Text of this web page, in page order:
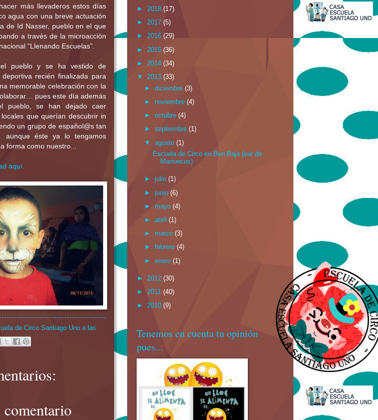
más llevaderos estos días
agua con una breve actuación
de Id Nasser, pueblo en el que
a través de la microacción
“Llenando Escuelas”.
pueblo y se ha vestido de
recién finalizada para
memorable celebración con la
pues este día además
pueblo, se han dejado caer
que querían descubrir in
un grupo de español@s tan
aunque éste ya lo tengamos
forma como nuestro...
aquí.
de Circo Santiago Uno a las
► 2018 (17)
► 2017 (5)
► 2016 (29)
► 2015 (36)
► 2014 (34)
▼ 2013 (33)
►diciembre(3)
► noviembre(4)
►octubre(4)
►septiembre(1)
▼agosto(1)
Escuela de Circo en Ben Baja (sur de
Marruecos)
► julio(1)
► junio(6)
► mayo(4)
►abril(1)
► marzo(3)
►febrero(4)
►enero(1)
► 2012 (30)
► 2011 (40)
► 2010 (9)
Tenemos en cuenta tu opinión
pues...